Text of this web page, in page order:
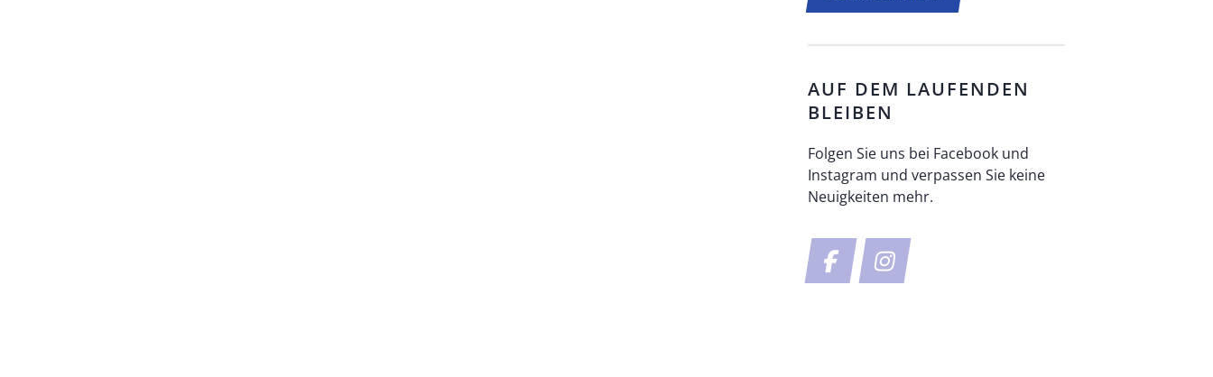
AUF DEM LAUFENDEN
BLEIBEN
Folgen Sie uns bei Facebook und
Instagram und verpassen Sie keine
Neuigkeiten mehr.